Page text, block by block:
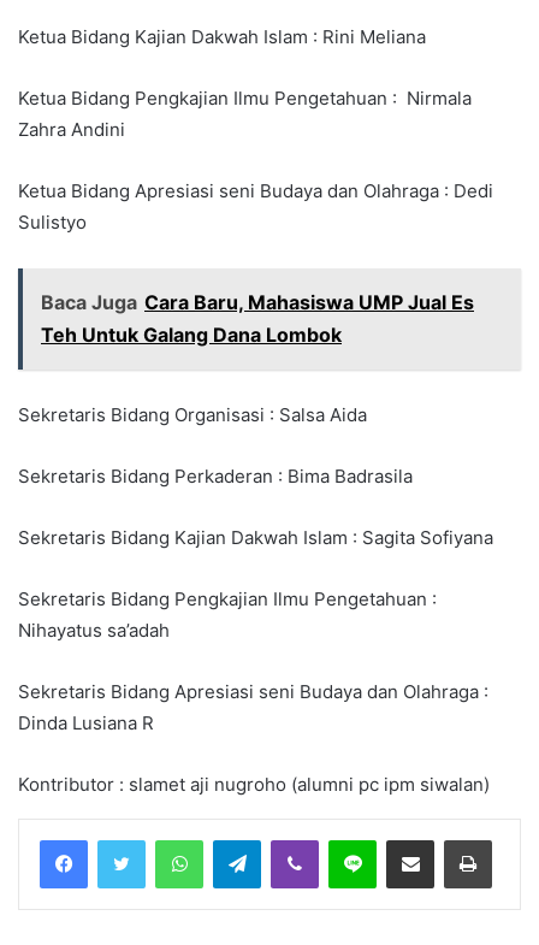
Ketua Bidang Kajian Dakwah Islam : Rini Meliana
Ketua Bidang Pengkajian Ilmu Pengetahuan : Nirmala
Zahra Andini
Ketua Bidang Apresiasi seni Budaya dan Olahraga : Dedi
Sulistyo
Baca Juga Cara Baru, Mahasiswa UMP Jual Es
Teh Untuk Galang Dana Lombok
Sekretaris Bidang Organisasi : Salsa Aida
Sekretaris Bidang Perkaderan : Bima Badrasila
Sekretaris Bidang Kajian Dakwah Islam : Sagita Sofiyana
Sekretaris Bidang Pengkajian Ilmu Pengetahuan :
Nihayatus sa’adah
Sekretaris Bidang Apresiasi seni Budaya dan Olahraga :
Dinda Lusiana R
Kontributor : slamet aji nugroho (alumni pc ipm siwalan)
Telegram